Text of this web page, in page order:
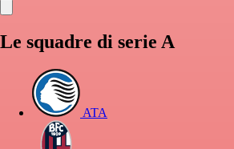
Le squadre di serie A
ATA